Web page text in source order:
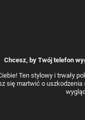
Chcesz, by Twój telefon
Ten stylowy i trwały
się martwić o